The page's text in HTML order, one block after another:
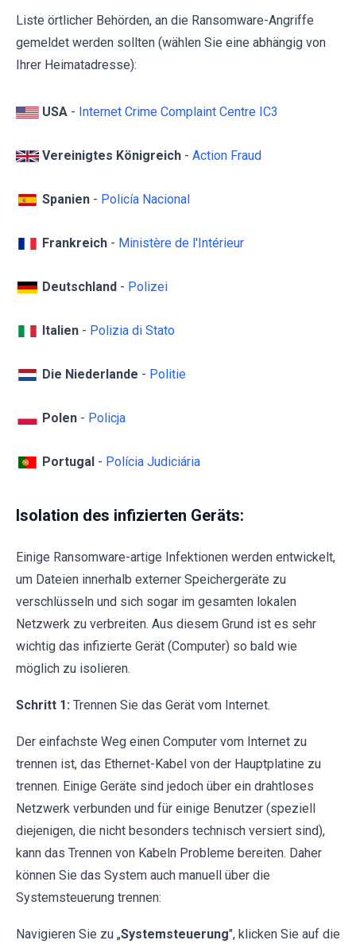
Liste örtlicher Behörden, an die Ransomware-Angriffe
gemeldet werden sollten (wählen Sie eine abhängig von
Ihrer Heimatadresse):
USA - Internet Crime Complaint Centre IC3
Vereinigtes Königreich - Action Fraud
Spanien - Policía Nacional
Frankreich - Ministère de l'Intérieur
Deutschland - Polizei
Italien - Polizia di Stato
Die Niederlande - Politie
Polen - Policja
Portugal - Polícia Judiciária
Isolation des infizierten Geräts:
Einige Ransomware-artige Infektionen werden entwickelt,
um Dateien innerhalb externer Speichergeräte zu
verschlüsseln und sich sogar im gesamten lokalen
Netzwerk zu verbreiten. Aus diesem Grund ist es sehr
wichtig das infizierte Gerät (Computer) so bald wie
möglich zu isolieren.
Schritt 1: Trennen Sie das Gerät vom Internet.
Der einfachste Weg einen Computer vom Internet zu
trennen ist, das Ethernet-Kabel von der Hauptplatine zu
trennen. Einige Geräte sind jedoch über ein drahtloses
Netzwerk verbunden und für einige Benutzer (speziell
diejenigen, die nicht besonders technisch versiert sind),
kann das Trennen von Kabeln Probleme bereiten. Daher
können Sie das System auch manuell über die
Systemsteuerung trennen:
Navigieren Sie zu „Systemsteuerung", klicken Sie auf die